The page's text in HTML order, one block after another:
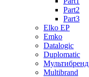
Part2
Part3
Elko EP
Emko
Datalogic
Duplomatic
Мультибренд
Multibrand